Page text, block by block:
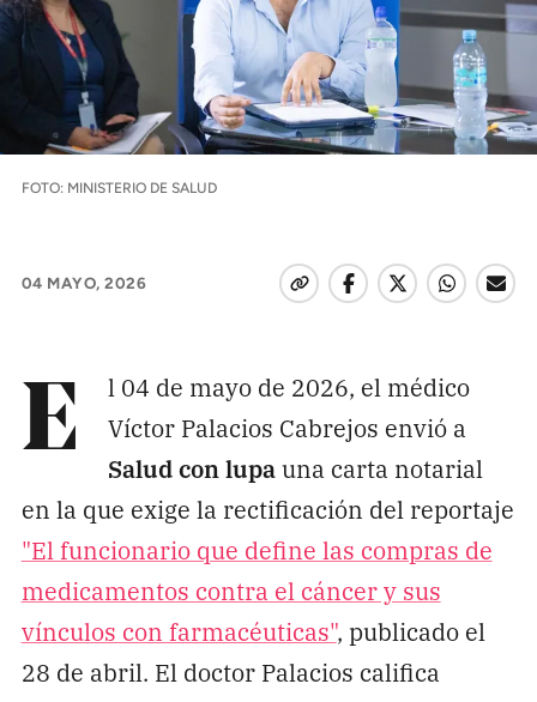
Opinión
Biblioterapia
Cartas y réplicas
APÓYANOS
que importa
RECIBE NUESTRO BOLETÍN
FOTO: MINISTERIO DE SALUD
04 MAYO, 2026
E
l 04 de mayo de 2026, el médico
Víctor Palacios Cabrejos envió a
Salud con lupauna carta notarial
en la que exige la rectificación del reportaje
"El funcionario que define las compras de
medicamentos contra el cáncer y sus
vínculos con farmacéuticas", publicado el
28 de abril. El doctor Palacios califica